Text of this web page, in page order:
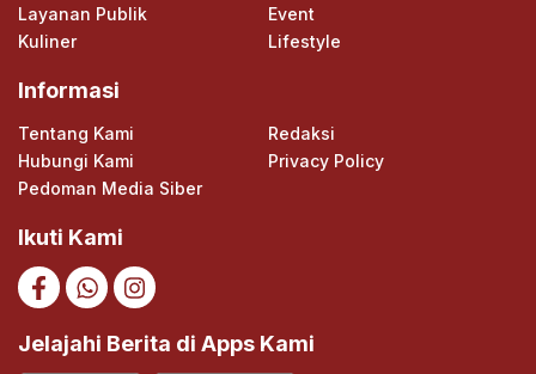
Layanan Publik
Event
Kuliner
Lifestyle
Informasi
Tentang Kami
Redaksi
Hubungi Kami
Privacy Policy
Pedoman Media Siber
Ikuti Kami
Jelajahi Berita di Apps Kami